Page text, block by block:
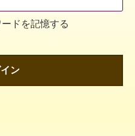
ドを記憶する
ン